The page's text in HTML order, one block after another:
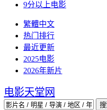
9分以上电影
繁體中文
热门排行
最近更新
2025电影
2026年新片
电影天堂网